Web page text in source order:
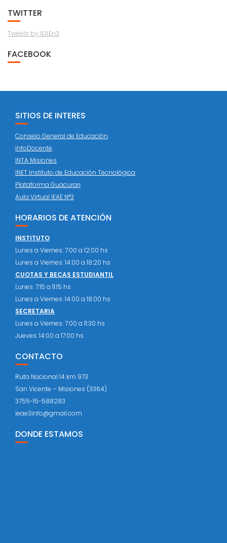
TWITTER
Tweets by IEAEn3
FACEBOOK
SITIOS DE INTERES
Consejo General de Educación
InfoDocente
INTA Misiones
INET Instituto de Educación Tecnológica
Plataforma Guacurari
Aula Virtual IEAE N°3
HORARIOS DE ATENCIÓN
INSTITUTO
Lunes a Viernes: 7:00 a 12:00 hs
Lunes a Viernes: 14:00 a 18:20 hs
CUOTAS Y BECAS ESTUDIANTIL
Lunes: 7:15 a 11:15 hs
Lunes a Viernes: 14:00 a 18:00 hs
SECRETARIA
Lunes a Viernes: 7:00 a 11:30 hs
Jueves: 14:00 a 17:00 hs
CONTACTO
Ruta Nacional 14 km 973
San Vicente – Misiones (3364)
3755-15-588283
ieae3info@gmail.com
DONDE ESTAMOS